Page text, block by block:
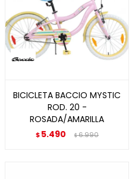
BICICLETA BACCIO MYSTIC
ROD. 20 -
ROSADA/AMARILLA
$ 5.490 $6.990